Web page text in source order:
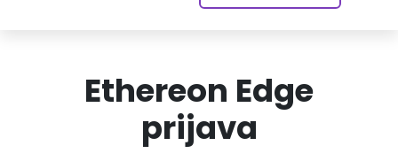
Ethereon Edge
prijava